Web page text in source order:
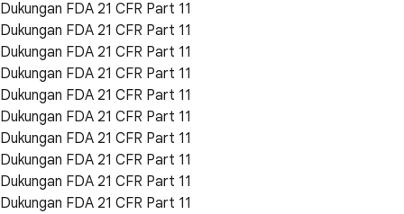
Dukungan FDA 21 CFR Part 11
Dukungan FDA 21 CFR Part 11
Dukungan FDA 21 CFR Part 11
Dukungan FDA 21 CFR Part 11
Dukungan FDA 21 CFR Part 11
Dukungan FDA 21 CFR Part 11
Dukungan FDA 21 CFR Part 11
Dukungan FDA 21 CFR Part 11
Dukungan FDA 21 CFR Part 11
Dukungan FDA 21 CFR Part 11